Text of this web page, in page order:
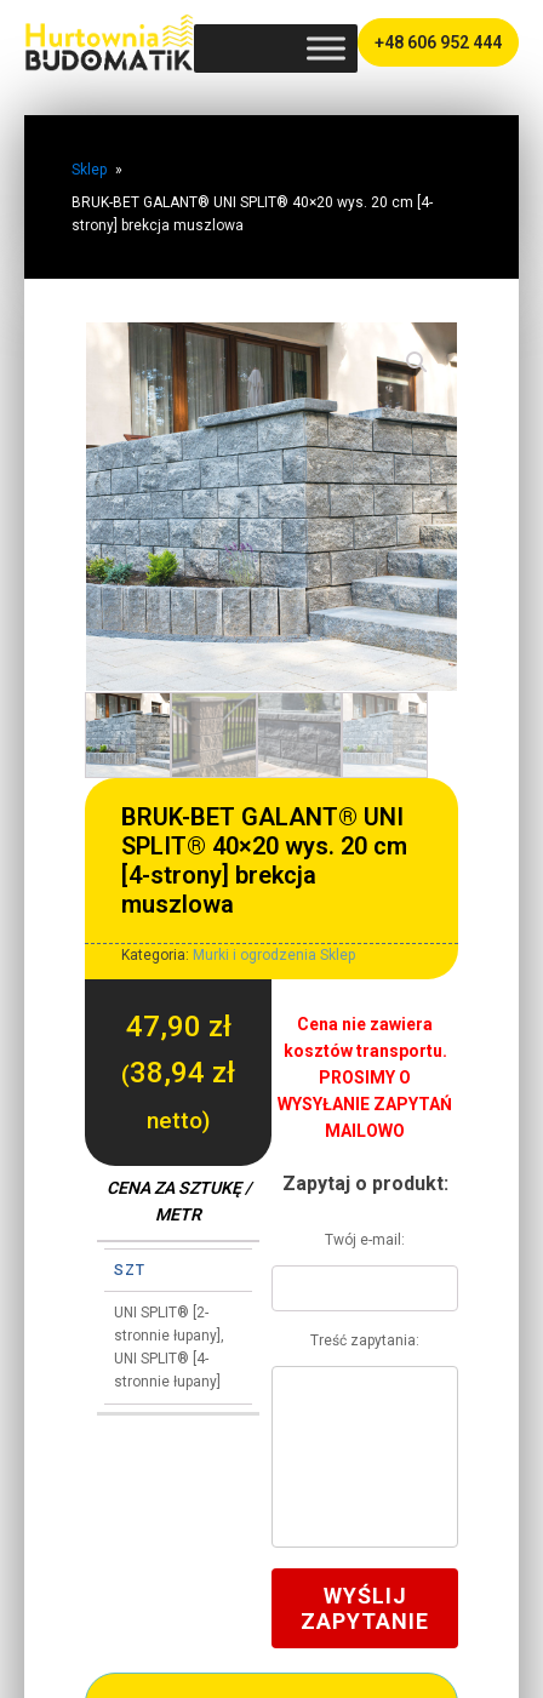
+48 606 952 444
Sklep »
BRUK-BET GALANT® UNI SPLIT® 40×20 wys. 20 cm [4-
strony] brekcja muszlowa
BRUK-BET GALANT® UNI
SPLIT® 40×20 wys. 20 cm
[4-strony] brekcja
muszlowa
Kategoria: Murki i ogrodzenia Sklep
47,90 zł
(38,94 zł
netto)
CENA ZA SZTUKĘ /
METR
SZT
UNI SPLIT® [2-
stronnie łupany],
UNI SPLIT® [4-
stronnie łupany]
Cena nie zawiera
kosztów transportu.
PROSIMY O
WYSYŁANIE ZAPYTAŃ
MAILOWO
Zapytaj o produkt:
Twój e-mail:
Treść zapytania:
WYŚLIJ
ZAPYTANIE